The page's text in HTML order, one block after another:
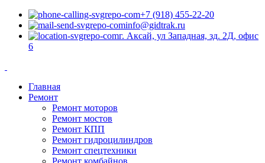
+7 (918) 455-22-20
info@gidtrak.ru
г. Аксай, ул Западная, зд. 2Д, офис
6
Главная
Ремонт
Ремонт моторов
Ремонт мостов
Ремонт КПП
Ремонт гидроцилиндров
Ремонт спецтехники
Ремонт комбайнов